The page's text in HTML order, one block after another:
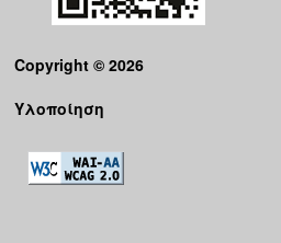
Copyright © 2026
Υλοποίηση